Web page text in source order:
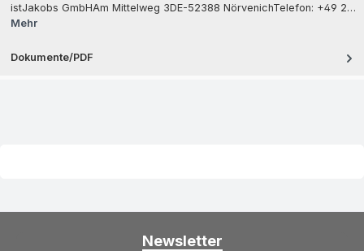
istJakobs GmbHAm Mittelweg 3DE-52388 NörvenichTelefon: +49 2…
Mehr
Dokumente/PDF
Newsletter